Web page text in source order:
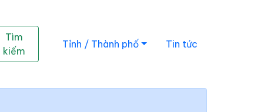
Tìm
kiếm
Tỉnh / Thành phố Tin tức